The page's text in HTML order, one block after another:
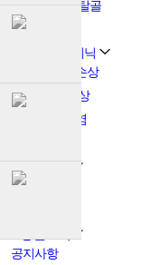
습관성 어깨탈골
석회화건염
무릎관절 클리닉
반월상연골손상
십자인대 손상
퇴행성관절염
관절내시경
공지사항